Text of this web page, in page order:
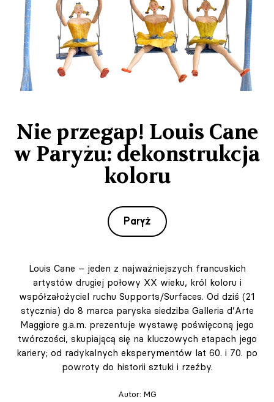
Nie przegap! Louis Cane
w Paryżu: dekonstrukcja
koloru
Paryż
Louis Cane – jeden z najważniejszych francuskich
artystów drugiej połowy XX wieku, król koloru i
współzałożyciel ruchu Supports/Surfaces. Od dziś (21
stycznia) do 8 marca paryska siedziba Galleria d’Arte
Maggiore g.a.m. prezentuje wystawę poświęconą jego
twórczości, skupiającą się na kluczowych etapach jego
kariery; od radykalnych eksperymentów lat 60. i 70. po
powroty do historii sztuki i rzeźby.
Autor: MG